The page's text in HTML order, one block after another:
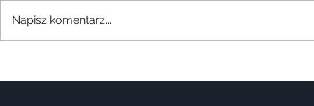
Napisz komentarz...